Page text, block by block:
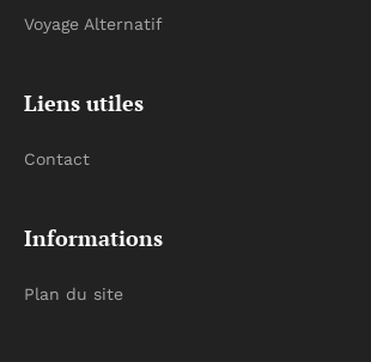
Voyage Alternatif
Liens utiles
Contact
Informations
Plan du site